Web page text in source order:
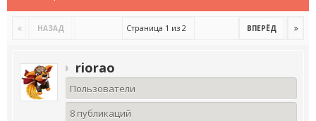
НАЗАД ВПЕРЁД
Страница 1 из 2
riorao
Пользователи
8 публикаций